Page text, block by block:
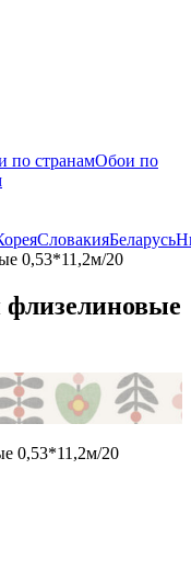
по странамОбои по
СловакияБеларусь
0,53*11,2м/20
флизелиновые
0,53*11,2м/20